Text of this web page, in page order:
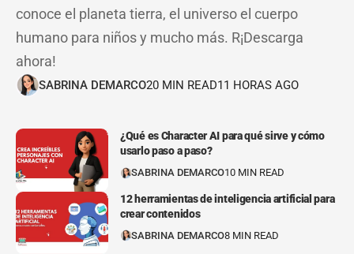
conoce el planeta tierra, el universo el cuerpo
humano para niños y mucho más. R¡Descarga
ahora!
SABRINA DEMARCO20 MIN READ11 HORAS AGO
¿Qué es Character AI para qué sirve y cómo
usarlo paso a paso?
SABRINA DEMARCO10 MIN READ
12 herramientas de inteligencia artificial para
crear contenidos
SABRINA DEMARCO8 MIN READ